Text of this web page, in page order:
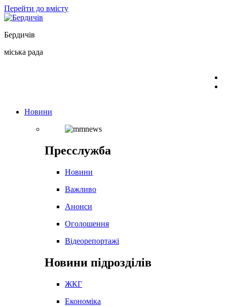
Перейти до вмісту
Бердичів
міська рада
Новини
Пресслужба
Новини
Важливо
Анонси
Оголошення
Відеорепортажі
Новини підрозділів
ЖКГ
Економіка